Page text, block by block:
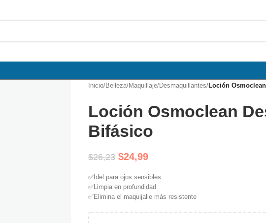
Inicio/Belleza/Maquillaje/Desmaquillantes/Loción
Loción Osmoclean
Bifásico
$26,23 $24,99
✅Idel para ojos sensibles
✅Limpia en profundidad
✅Elimina el maquijalle más resistente